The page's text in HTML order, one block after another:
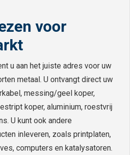
voor
u aan het juiste adres voor uw
metaal. U ontvangt direct uw
messing/geel koper,
koper, aluminium, roestvrij
U kunt ook andere
inleveren, zoals printplaten,
computers en katalysatoren.